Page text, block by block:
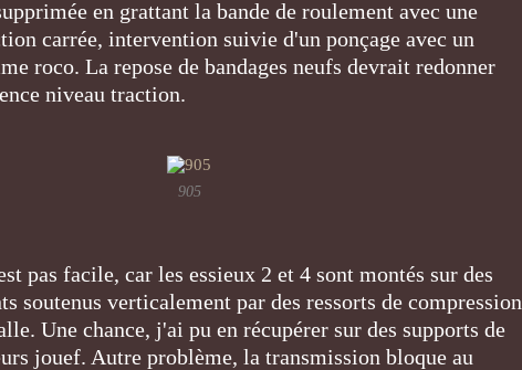
en grattant la bande de roulement avec une
carrée, intervention suivie d'un ponçage avec un
roco. La repose de bandages neufs devrait redonner
niveau traction.
905
pas facile, car les essieux 2 et 4 sont montés sur des
soutenus verticalement par des ressorts de compression
Une chance, j'ai pu en récupérer sur des supports de
jouef. Autre problème, la transmission bloque au